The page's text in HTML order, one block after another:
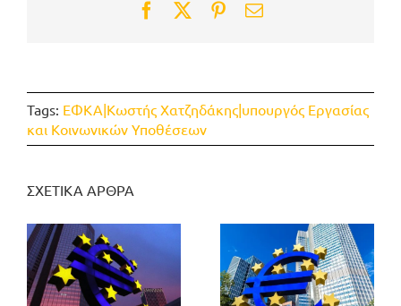
Facebook
TwitterPinterest
Email
Tags: ΕΦΚΑ|Κωστής Χατζηδάκης|υπουργός Εργασίας
και Κοινωνικών Υποθέσεων
ΣΧΕΤΙΚΑ ΑΡΘΡΑ